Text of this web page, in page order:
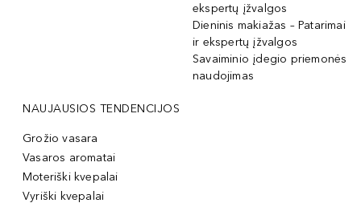
ekspertų įžvalgos
Dieninis makiažas – Patarimai
ir ekspertų įžvalgos
Savaiminio įdegio priemonės
naudojimas
NAUJAUSIOS TENDENCIJOS
Grožio vasara
Vasaros aromatai
Moteriški kvepalai
Vyriški kvepalai